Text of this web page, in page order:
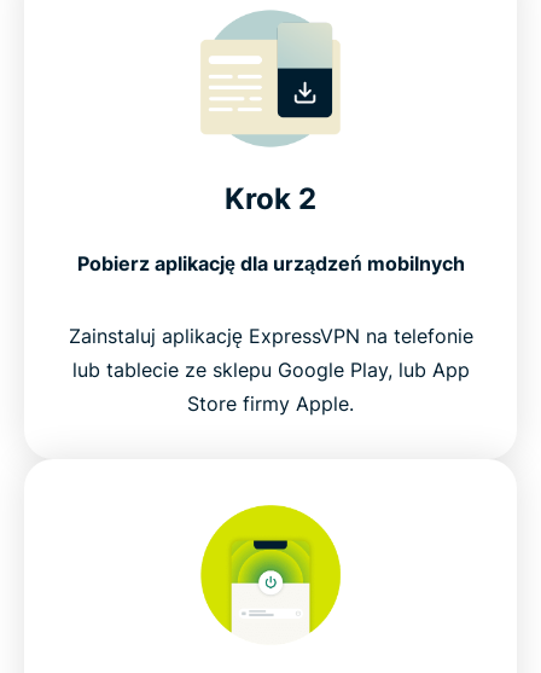
Krok 2
Pobierz aplikację dla urządzeń mobilnych
Zainstaluj aplikację ExpressVPN na telefonie
lub tablecie ze sklepu Google Play, lub App
Store firmy Apple.